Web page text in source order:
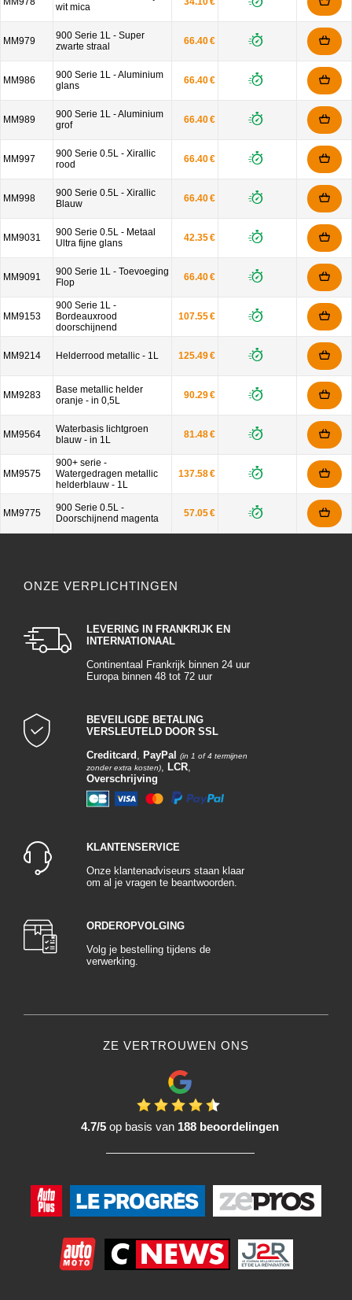
wit mica
MM979
900 Serie 1L - Super
zwarte straal
66.40 €
MM986
900 Serie 1L - Aluminium
glans
66.40 €
MM989
900 Serie 1L - Aluminium
grof
66.40 €
MM997
900 Serie 0.5L - Xirallic
rood
66.40 €
MM998
900 Serie 0.5L - Xirallic
Blauw
66.40 €
MM9031
900 Serie 0.5L - Metaal
Ultra fijne glans
42.35 €
MM9091
900 Serie 1L - Toevoeging
Flop
66.40 €
MM9153
900 Serie 1L -
Bordeauxrood
doorschijnend
107.55 €
MM9214 Helderrood metallic - 1L 125.49 €
MM9283
Base metallic helder
oranje - in 0,5L
90.29 €
MM9564
Waterbasis lichtgroen
blauw - in 1L
81.48 €
MM9575
900+ serie -
Watergedragen metallic
helderblauw - 1L
137.58 €
MM9775
900 Serie 0.5L -
Doorschijnend magenta
57.05 €
ONZE VERPLICHTINGEN
LEVERING IN FRANKRIJK EN
INTERNATIONAAL
Continentaal Frankrijk binnen 24 uur
Europa binnen 48 tot 72 uur
BEVEILIGDE BETALING
VERSLEUTELD DOOR SSL
Creditcard , PayPal
(in 1 of 4 termijnen
zonder extra kosten), LCR,
Overschrijving
KLANTENSERVICE
Onze klantenadviseurs staan klaar
om al je vragen te beantwoorden.
ORDEROPVOLGING
Volg je bestelling tijdens de
verwerking.
ZE VERTROUWEN ONS
4.7/5 op basis van 188 beoordelingen